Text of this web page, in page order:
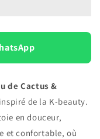
de Cactus &
de la K-beauty.
en douceur,
et confortable, où